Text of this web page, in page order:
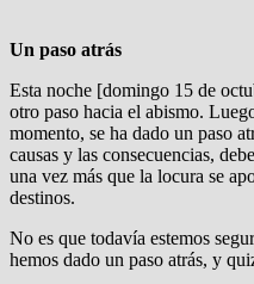
Un paso atrás
Esta noche [domingo 15 de
otro paso hacia el abismo.
momento, se ha dado un paso
causas y las consecuencias,
una vez más que la locura se
destinos.
No es que todavía estemos
hemos dado un paso atrás, y